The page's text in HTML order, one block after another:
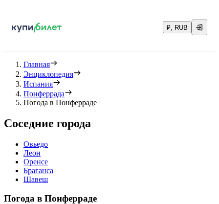
₽, RUB
Главная
Энциклопедия
Испания
Понферрада
Погода в Понферраде
Соседние города
Овьедо
Леон
Оренсе
Браганса
Шавеш
Погода в Понферраде